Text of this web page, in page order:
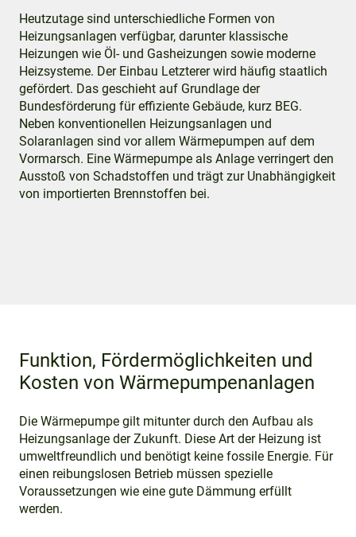
Heutzutage sind unterschiedliche Formen von
Heizungsanlagen verfügbar, darunter klassische
Heizungen wie Öl- und Gasheizungen sowie moderne
Heizsysteme. Der Einbau Letzterer wird häufig staatlich
gefördert. Das geschieht auf Grundlage der
Bundesförderung für effiziente Gebäude, kurz BEG.
Neben konventionellen Heizungsanlagen und
Solaranlagen sind vor allem Wärmepumpen auf dem
Vormarsch. Eine Wärmepumpe als Anlage verringert den
Ausstoß von Schadstoffen und trägt zur Unabhängigkeit
von importierten Brennstoffen bei.
Funktion, Fördermöglichkeiten und
Kosten von Wärmepumpenanlagen
Die Wärmepumpe gilt mitunter durch den Aufbau als
Heizungsanlage der Zukunft. Diese Art der Heizung ist
umweltfreundlich und benötigt keine fossile Energie. Für
einen reibungslosen Betrieb müssen spezielle
Voraussetzungen wie eine gute Dämmung erfüllt
werden.